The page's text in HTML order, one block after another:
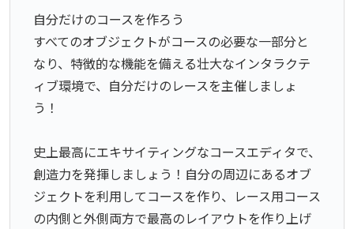
自分だけのコースを作ろう
すべてのオブジェクトがコースの必要な一部分と
なり、特徴的な機能を備える壮大なインタラクテ
ィブ環境で、自分だけのレースを主催しましょ
う！
史上最高にエキサイティングなコースエディタで、
創造力を発揮しましょう！自分の周辺にあるオブ
ジェクトを利用してコースを作り、レース用コース
の内側と外側両方で最高のレイアウトを作り上げ